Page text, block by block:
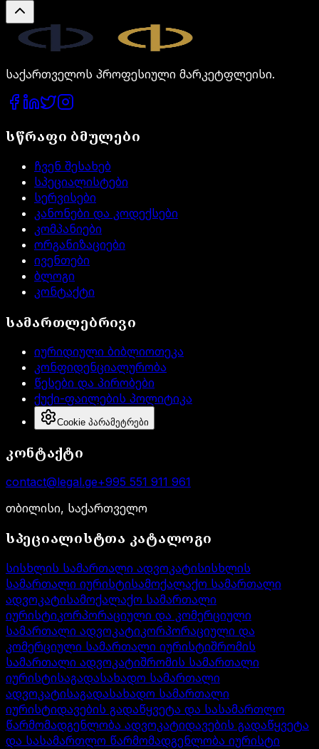
საქართველოს პროფესიული მარკეტფლეისი.
სწრაფი ბმულები
ჩვენ შესახებ
სპეციალისტები
სერვისები
კანონები და კოდექსები
კომპანიები
ორგანიზაციები
ივენთები
ბლოგი
კონტაქტი
სამართლებრივი
იურიდიული ბიბლიოთეკა
კონფიდენციალურობა
წესები და პირობები
ქუქი-ფაილების პოლიტიკა
Cookie პარამეტრები
კონტაქტი
contact@legal.ge+995 551 911 961
თბილისი, საქართველო
სპეციალისტთა კატალოგი
სისხლის სამართალი ადვოკატისისხლის
სამართალი იურისტისამოქალაქო სამართალი
ადვოკატისამოქალაქო სამართალი
იურისტიკორპორაციული და კომერციული
სამართალი ადვოკატიკორპორაციული და
კომერციული სამართალი იურისტიშრომის
სამართალი ადვოკატიშრომის სამართალი
იურისტისაგადასახადო სამართალი
ადვოკატისაგადასახადო სამართალი
იურისტიდავების გადაწყვეტა და სასამართლო
წარმომადგენლობა ადვოკატიდავების გადაწყვეტა
და სასამართლო წარმომადგენლობა იურისტი